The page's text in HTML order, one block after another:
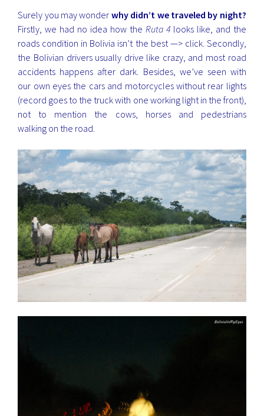
Surely you may wonder why didn’t we traveled by night?
Firstly, we had no idea how the Ruta 4 looks like, and the
roads condition in Bolivia isn’t the best —>click. Secondly,
the Bolivian drivers usually drive like crazy, and most road
accidents happens after dark. Besides, we’ve seen with
our own eyes the cars and motorcycles without rear lights
(record goes to the truck with one working light in the front),
not to mention the cows, horses and pedestrians
walking on the road.